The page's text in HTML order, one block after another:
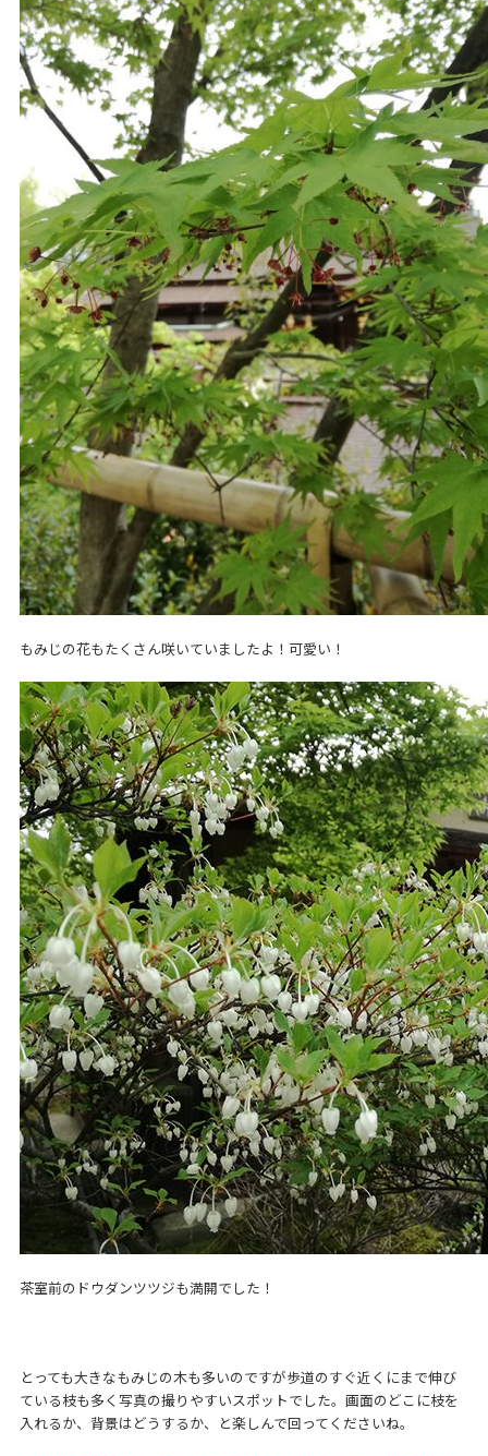
もみじの花もたくさん咲いていましたよ！可愛い！
茶室前のドウダンツツジも満開でした！
とっても大きなもみじの木も多いのですが歩道のすぐ近くにまで伸び
ている枝も多く写真の撮りやすいスポットでした。画面のどこに枝を
入れるか、背景はどうするか、と楽しんで回ってくださいね。